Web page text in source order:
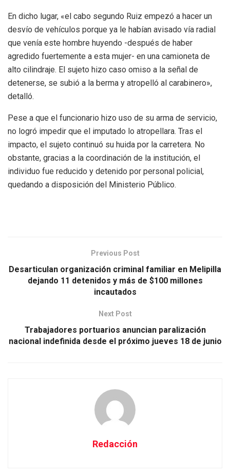
En dicho lugar, «el cabo segundo Ruiz empezó a hacer un
desvío de vehículos porque ya le habían avisado vía radial
que venía este hombre huyendo -después de haber
agredido fuertemente a esta mujer- en una camioneta de
alto cilindraje. El sujeto hizo caso omiso a la señal de
detenerse, se subió a la berma y atropelló al carabinero»,
detalló.
Pese a que el funcionario hizo uso de su arma de servicio,
no logró impedir que el imputado lo atropellara. Tras el
impacto, el sujeto continuó su huida por la carretera. No
obstante, gracias a la coordinación de la institución, el
individuo fue reducido y detenido por personal policial,
quedando a disposición del Ministerio Público.
Previous Post
Desarticulan organización criminal familiar en Melipilla
dejando 11 detenidos y más de $100 millones
incautados
Next Post
Trabajadores portuarios anuncian paralización
nacional indefinida desde el próximo jueves 18 de junio
Redacción